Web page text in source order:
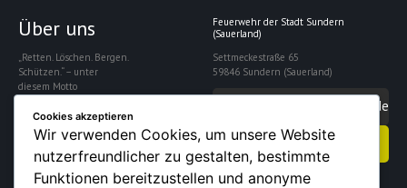
Über uns
„Retten. Löschen. Bergen.
Schützen.“ – unter
diesem Motto
Freiwillige Feuerwehr
Sundern die Sicherheit
der rund 28.000
Einwohner der Stadt.
Feuerwehr der Stadt Sundern
(Sauerland)
Settmeckestraße 65
59846 Sundern (Sauerland)
info@feuerwehrsundern.de
Kontakt aufnehmen
Cookies akzeptieren
Wir verwenden Cookies, um unsere Website
nutzerfreundlicher zu gestalten, bestimmte
Funktionen bereitzustellen und anonyme